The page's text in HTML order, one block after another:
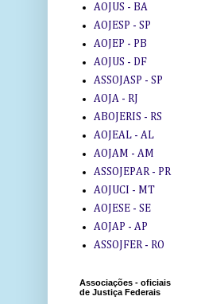
AOJUS - BA
AOJESP - SP
AOJEP - PB
AOJUS - DF
ASSOJASP - SP
AOJA - RJ
ABOJERIS - RS
AOJEAL - AL
AOJAM - AM
ASSOJEPAR - PR
AOJUCI - MT
AOJESE - SE
AOJAP - AP
ASSOJFER - RO
Associações - oficiais
de Justiça Federais